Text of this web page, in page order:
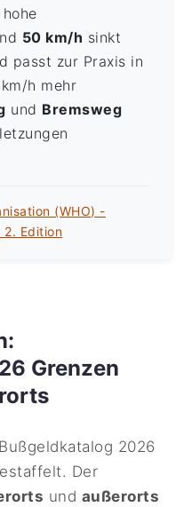
50 km/h sinkt
passt zur Praxis in
h mehr
und Bremsweg
(WHO) -
2. Edition
Grenzen
2026
Der
und außerorts